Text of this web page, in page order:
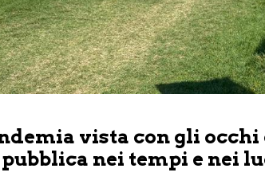
vista con gli
nei tempi e nei